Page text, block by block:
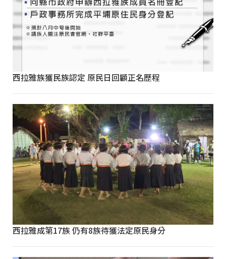
西拉雅族獲民族認定 原民日回顧正名歷程
西拉雅成第17族 仍有8族待獲法定原民身分